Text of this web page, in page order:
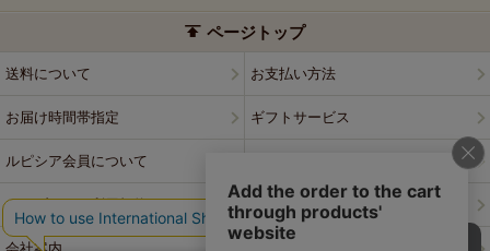
ページトップ
送料について お支払い方法
お届け時間帯指定 ギフトサービス
ルピシア会員について
ウェブサイト利用規約 特定商取引法に基づく表記